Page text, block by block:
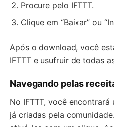
Procure pelo IFTTT.
Clique em “Baixar” ou
Após o download, você
IFTTT e usufruir de todas
Navegando pelas
No IFTTT, você
já criadas pela